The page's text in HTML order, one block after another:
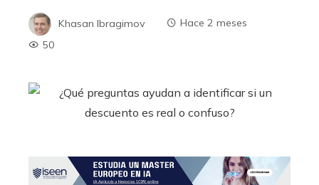
Khasan Ibragimov
Hace 2 meses
50